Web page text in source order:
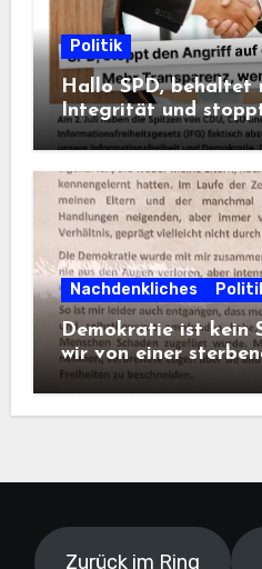
Politik
Hallo SPD, behaltet
Integrität und
Frontalangriff auf
Informationsfreiheit!
Nachdenkliches
Demokratie ist kein
wir von einer
lernen müssen
Zurück im Ring